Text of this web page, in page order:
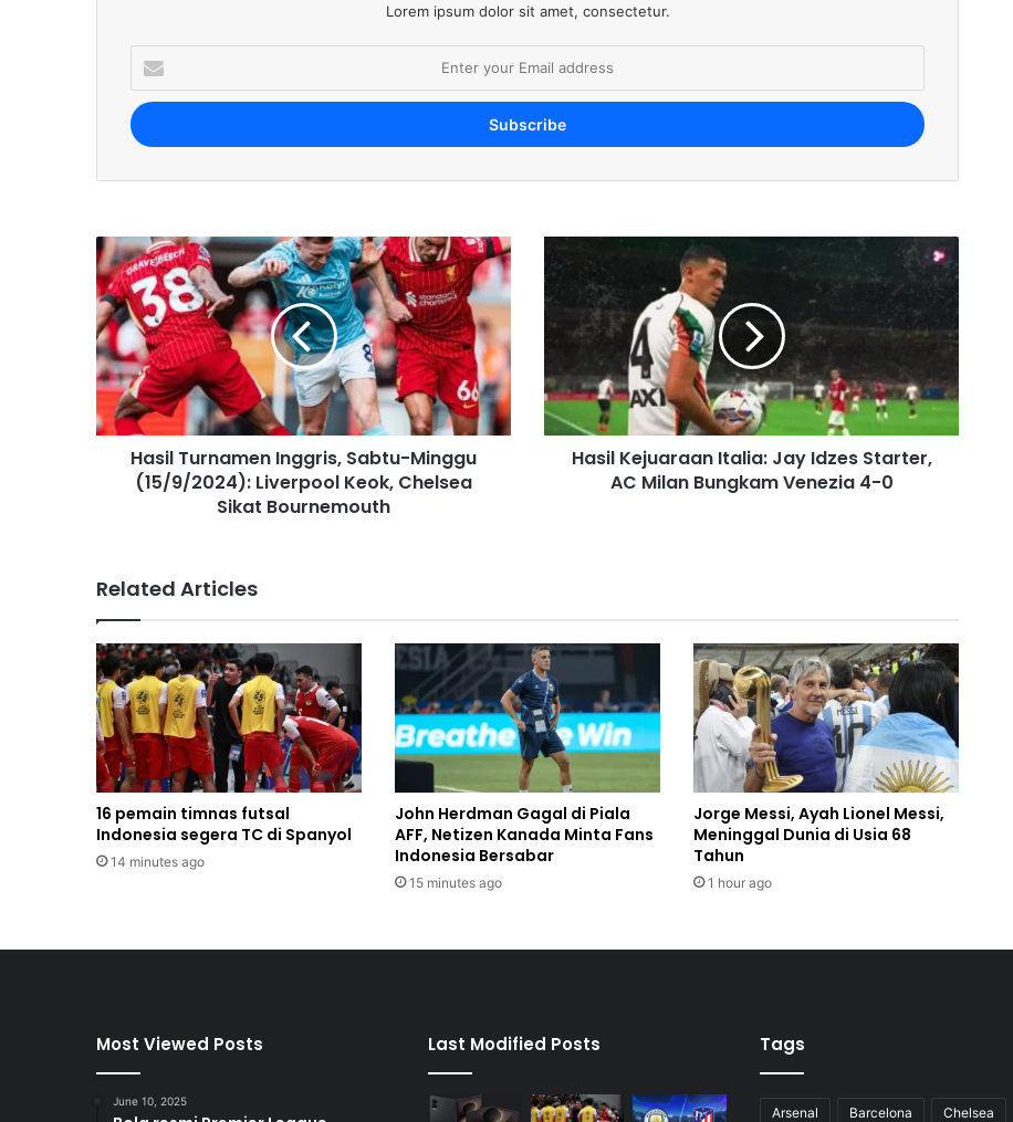
Lorem ipsum dolor sit amet, consectetur.
e
r
E
m
a
l
a
d
d
r
e
Hasil Turnamen Inggris, Sabtu-Minggu
(15/9/2024): Liverpool Keok, Chelsea
Sikat Bournemouth
Hasil Kejuaraan Italia: Jay Idzes Starter,
AC Milan Bungkam Venezia 4-0
Related Articles
16 pemain timnas futsal
Indonesia segera TC di Spanyol
14 minutes ago
John Herdman Gagal di Piala
AFF, Netizen Kanada Minta Fans
Indonesia Bersabar
15 minutes ago
Jorge Messi, Ayah Lionel Messi,
Meninggal Dunia di Usia 68
Tahun
1 hour ago
Most Viewed Posts
June 10, 2025
Last Modified Posts Tags
Arsenal Barcelona Chelsea